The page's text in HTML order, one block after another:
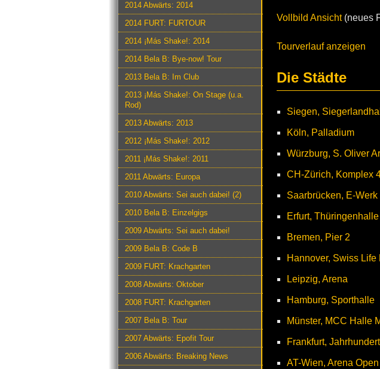
2014 Abwärts: 2014
2014 FURT: FURTOUR
2014 ¡Más Shake!: 2014
2014 Bela B: Bye-now! Tour
2013 Bela B: Im Club
2013 ¡Más Shake!: On Stage (u.a.
Rod)
2013 Abwärts: 2013
2012 ¡Más Shake!: 2012
2011 ¡Más Shake!: 2011
2011 Abwärts: Europa
2010 Abwärts: Sei auch dabei! (2)
2010 Bela B: Einzelgigs
2009 Abwärts: Sei auch dabei!
2009 Bela B: Code B
2009 FURT: Krachgarten
2008 Abwärts: Oktober
2008 FURT: Krachgarten
2007 Bela B: Tour
2007 Abwärts: Epofit Tour
2006 Abwärts: Breaking News
Vollbild Ansicht(neues
Tourverlauf anzeigen
Die Städte
Siegen,
Köln, Palladium
Würzburg, S. Oliver
CH-Zürich, Komplex
Saarbrücken, E-Werk
Erfurt, Thüringenhalle
Bremen, Pier 2
Hannover, Swiss Life
Leipzig, Arena
Hamburg, Sporthalle
Münster, MCC Halle
Frankfurt,
AT-Wien, Arena